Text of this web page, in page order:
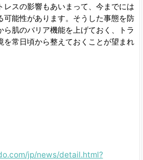
レスの影響もあいまって、今までには
可能性があります。そうした事態を防
ら肌のバリア機能を上げておく、トラ
を常日頃から整えておくことが望まれ
jp/news/detail.html?